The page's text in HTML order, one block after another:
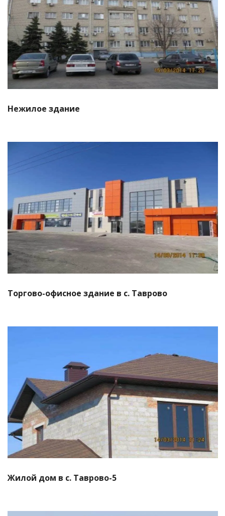
Смотреть проект
Нежилое здание
Смотреть проект
Торгово-офисное здание в с. Таврово
Смотреть проект
Жилой дом в с. Таврово-5